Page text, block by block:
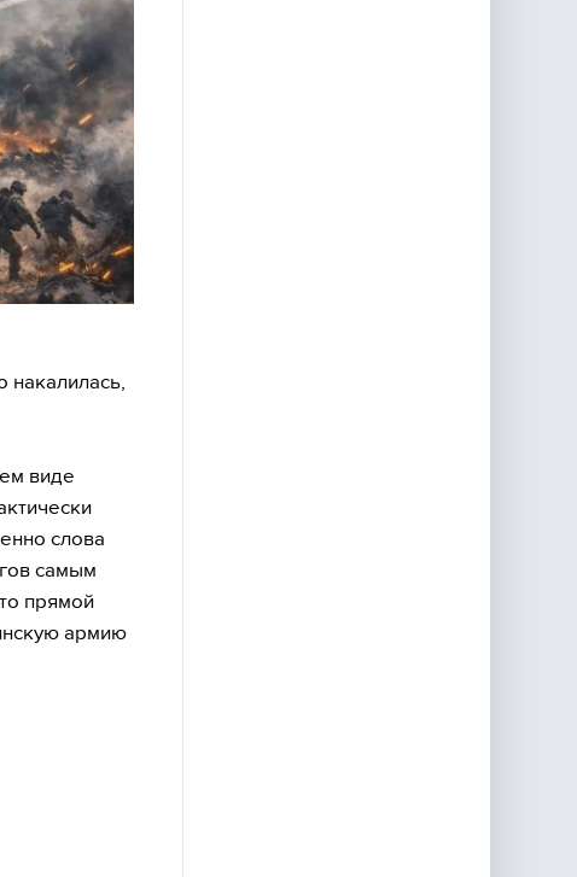
накалилась,
виде
слова
самым
прямой
армию